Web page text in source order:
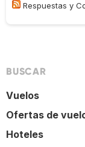
Respuestas y
BUSCAR
Vuelos
Ofertas de
Hoteles